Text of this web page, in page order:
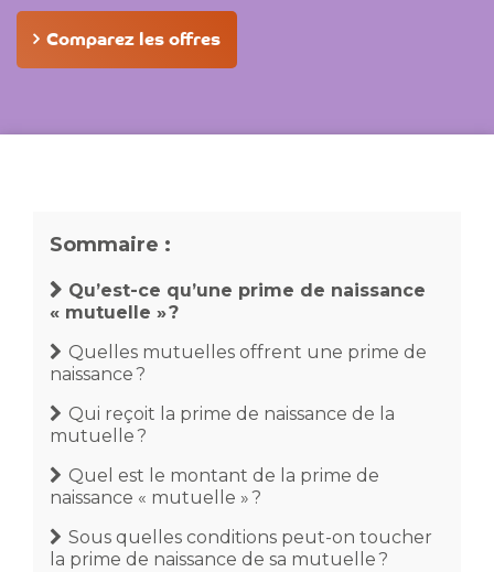
Comparez les offres
Sommaire :
Qu’est-ce qu’une prime de naissance
« mutuelle » ?
Quelles mutuelles offrent une prime de
naissance ?
Qui reçoit la prime de naissance de la
mutuelle ?
Quel est le montant de la prime de
naissance « mutuelle » ?
Sous quelles conditions peut-on toucher
la prime de naissance de sa mutuelle ?